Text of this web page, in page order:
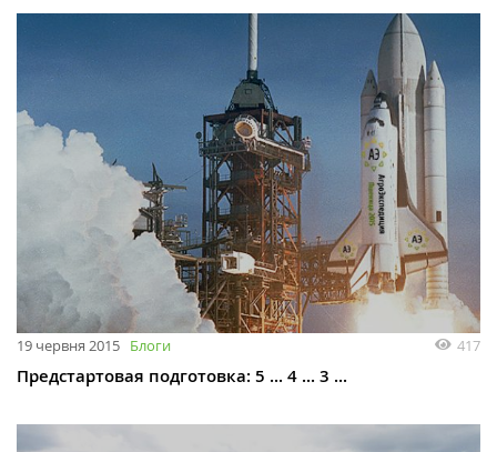
19 червня 2015 Блоги 417
Предстартовая подготовка: 5 ... 4 ... 3 ...